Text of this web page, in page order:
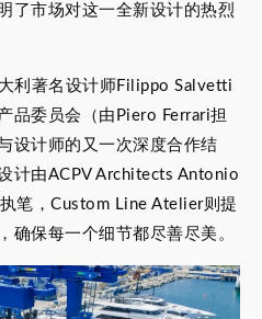
了市场对这一全新设计的热烈
利著名设计师Filippo Salvetti
品委员会（由Piero Ferrari担
设计师的又一次深度合作结
计由ACPV Architects Antonio
笔，Custom Line Atelier则提
确保每一个细节都尽善尽美。